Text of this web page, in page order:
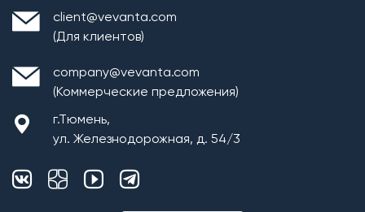
client@vevanta.com
(Для клиентов)
company@vevanta.com
(Коммерческие предложения)
г.Тюмень,
ул. Железнодорожная, д. 54/3